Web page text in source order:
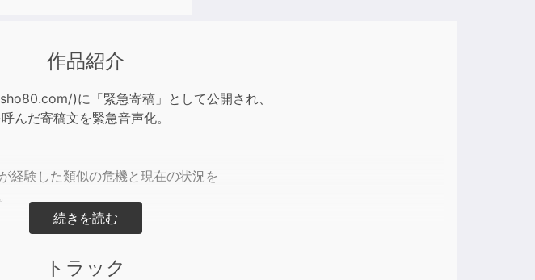
作品紹介
)に「緊急寄稿」として公開され、
んだ寄稿文を緊急音声化。
経験した類似の危機と現在の状況を
ミックの状況下でいかに社会と向き合い、
トラック